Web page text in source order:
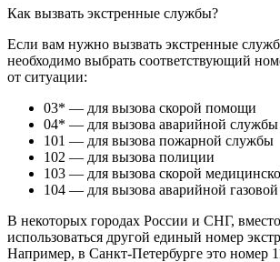
Как вызвать экстренные службы?
Если вам нужно вызвать экстренные
необходимо выбрать соответствующий
от ситуации:
03* — для вызова скорой помощи
04* — для вызова аварийной службы
101 — для вызова пожарной службы
102 — для вызова полиции
103 — для вызова скорой
104 — для вызова аварийной
В некоторых городах России и СНГ,
использоваться другой единый номер
Например, в Санкт-Петербурге это номер